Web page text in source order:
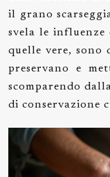
il grano
svela le influenze
quelle vere, sono
preservano e
scomparendo
di conservazione